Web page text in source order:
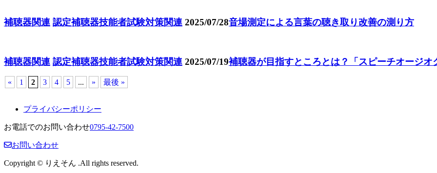
補聴器関連 認定補聴器技能者試験対策関連 2025/07/28音場測定による言葉の聴き取り改善の測り方
補聴器関連 認定補聴器技能者試験対策関連 2025/07/19補聴器が目指すところとは？「スピーチオージオ
« 1 2 3 4 5 ... » 最後 »
プライバシーポリシー
お電話でのお問い合わせ0795-42-7500
お問い合わせ
Copyright © りえそん .All rights reserved.